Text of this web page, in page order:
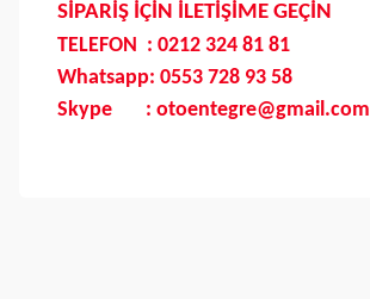
SİPARİŞ İÇİN İLETİŞİME GEÇİN
TELEFON : 0212 324 81 81
Whatsapp: 0553 728 93 58
Skype : otoentegre@gmail.com